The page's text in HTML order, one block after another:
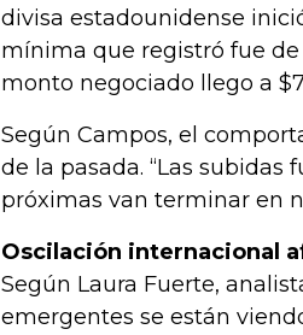
divisa estadounidense
mínima que registró fue de
monto negociado llego a
Según Campos, el
de la pasada. “Las subidas
próximas van terminar en
Oscilación internacional
Según Laura Fuerte,
emergentes se están